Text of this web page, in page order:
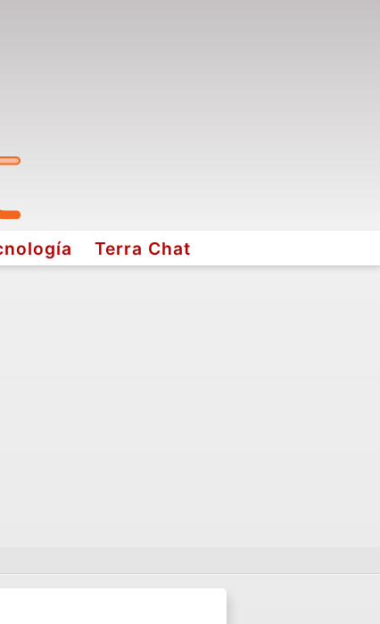
Terra Chat